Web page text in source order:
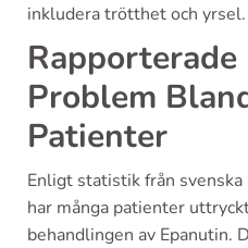
inkludera trötthet och yrsel.
Rapporterade
Problem
Patienter
Enligt statistik från
har många patienter
behandlingen av Epanutin.